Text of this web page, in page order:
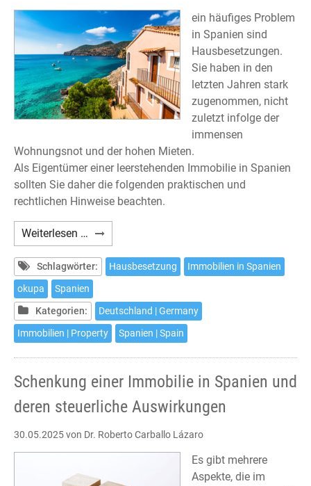
ein häufiges Problem
in Spanien sind
Hausbesetzungen.
Sie haben in den
letzten Jahren stark
zugenommen, nicht
zuletzt infolge der
immensen
Wohnungsnot und der hohen Mieten.
Als Eigentümer einer leerstehenden Immobilie in Spanien
sollten Sie daher die folgenden praktischen und
rechtlichen Hinweise beachten.
Weiterlesen … Haus-
und
Wohnungsbesetzungen
in
Spanien
–
Was
Schlagwörter: Hausbesetzung
Immobilien in Spanien
okupa
Spanien
Kategorien:
Deutschland | Germany
Immobilien | Property
Spanien | Spain
Schenkung einer Immobilie in Spanien und
deren steuerliche Auswirkungen
30.05.2025von Dr. Roberto Carballo Lázaro
Es gibt mehrere
Aspekte, die im